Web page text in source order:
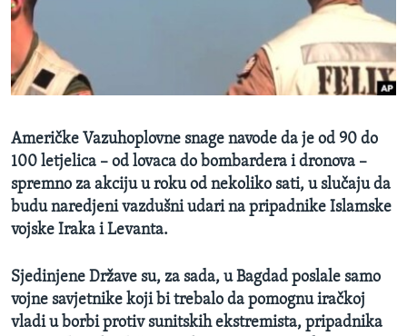
SPORT
INTERVJU
Američke Vazuhoplovne snage navode da je od 90 do
100 letjelica – od lovaca do bombardera i dronova –
spremno za akciju u roku od nekoliko sati, u slučaju da
budu naredjeni vazdušni udari na pripadnike Islamske
vojske Iraka i Levanta.
Sjedinjene Države su, za sada, u Bagdad poslale samo
vojne savjetnike koji bi trebalo da pomognu iračkoj
vladi u borbi protiv sunitskih ekstremista, pripadnika